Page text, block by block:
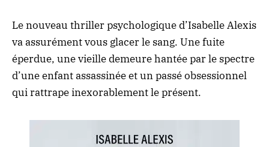
Le nouveau thriller psychologique d’Isabelle Alexis
va assurément vous glacer le sang. Une fuite
éperdue, une vieille demeure hantée par le spectre
d’une enfant assassinée et un passé obsessionnel
qui rattrape inexorablement le présent.